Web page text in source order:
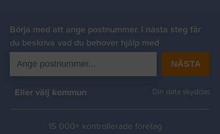
Börja med att ange postnummer. I nästa steg får
du beskriva vad du behover hjälp med
NÄSTA
Eller välj kommun Din data skyddas
15 000+ kontrollerade företag